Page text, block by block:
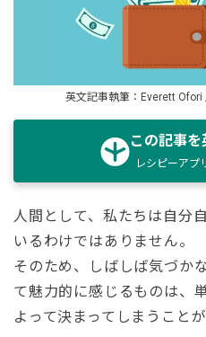
英文記事執筆：Everett Ofori
この記事
レシピーアプ
人間として、私たちは自分
いるわけではありません。
そのため、しばしば気づか
て魅力的に感じるものは、
よって決まってしまうことが